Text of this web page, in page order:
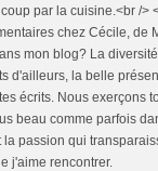
par la cuisine.<br />
chez Cécile, de
mon blog? La
d'ailleurs, la belle
écrits. Nous exerçons
beau comme parfois
la passion qui
j'aime rencontrer.